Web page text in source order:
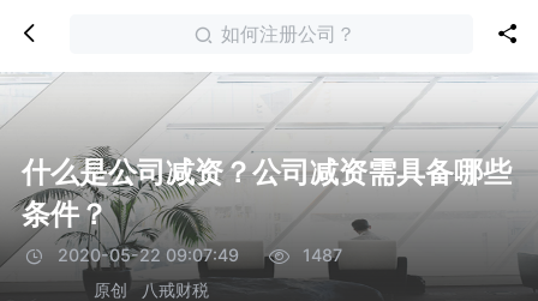
如何注册公司？
什么是公司减资？公司减资需具备哪些
条件？
2020-05-22 09:07:49
1487
原创
八戒财税